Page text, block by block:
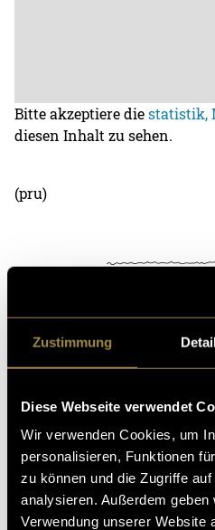
Zustimmung
Diese Webseite verwendet
Wir verwenden Cookies, um
personalisieren, Funktionen
zu können und die Zugriffe
analysieren. Außerdem
Verwendung unserer Website
Bitte akzeptiere diestatistik,
diesen Inhalt zu sehen.
(pru)
Ähnliche Artikel